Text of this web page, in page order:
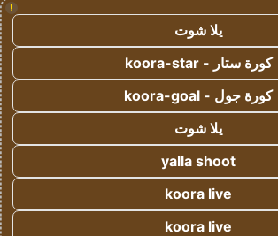
!
يلا شوت
كورة ستار - koora-star
كورة جول - koora-goal
يلا شوت
yalla shoot
koora live
koora live